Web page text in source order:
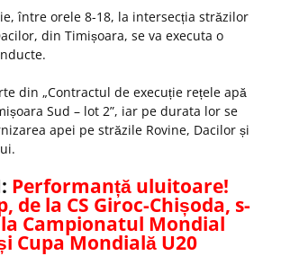
între orele 8-18, la intersecția străzilor
din Timișoara, se va executa o
din „Contractul de execuție rețele apă
Sud – lot 2”, iar pe durata lor se
apei pe străzile Rovine, Dacilor și
Performanță uluitoare!
de la CS Giroc-Chișoda, s-
Campionatul Mondial
Cupa Mondială U20